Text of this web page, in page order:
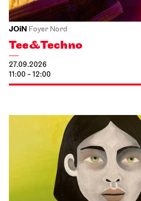
JOiN Foyer Nord
Tee&Techno
27.09.2026
11:00 - 12:00